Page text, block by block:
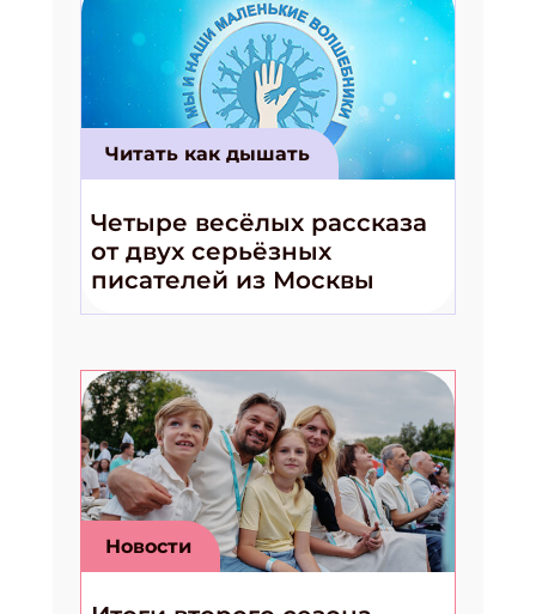
Читать как дышать
Четыре весёлых рассказа
от двух серьёзных
писателей из Москвы
Новости